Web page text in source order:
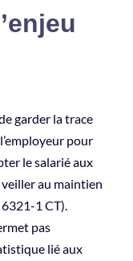
garder la trace
pour
le salarié aux
au maintien
1 CT).
pas
lié aux